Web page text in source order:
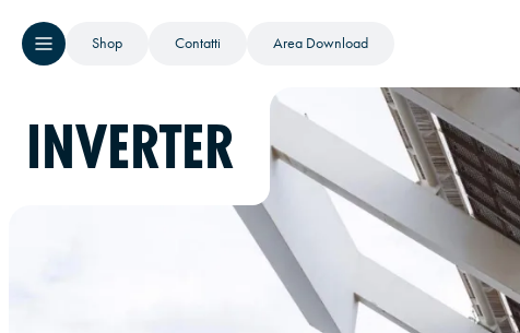
Shop Contatti Area Download
INVERTER